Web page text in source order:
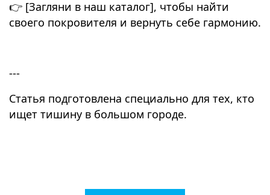
👉 [Загляни в наш каталог], чтобы найти
своего покровителя и вернуть себе гармонию.
---
Статья подготовлена специально для тех, кто
ищет тишину в большом городе.